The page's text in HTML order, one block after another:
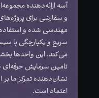
آسه ارائه‌دهنده
و سفارشی برای
مهندسی شده و
سریع و یکپارچگی با
می‌کند. این واحدها
تامین سرمایش حرفه‌ای
نشان‌دهنده تمرکز ما بر
اعتماد است.